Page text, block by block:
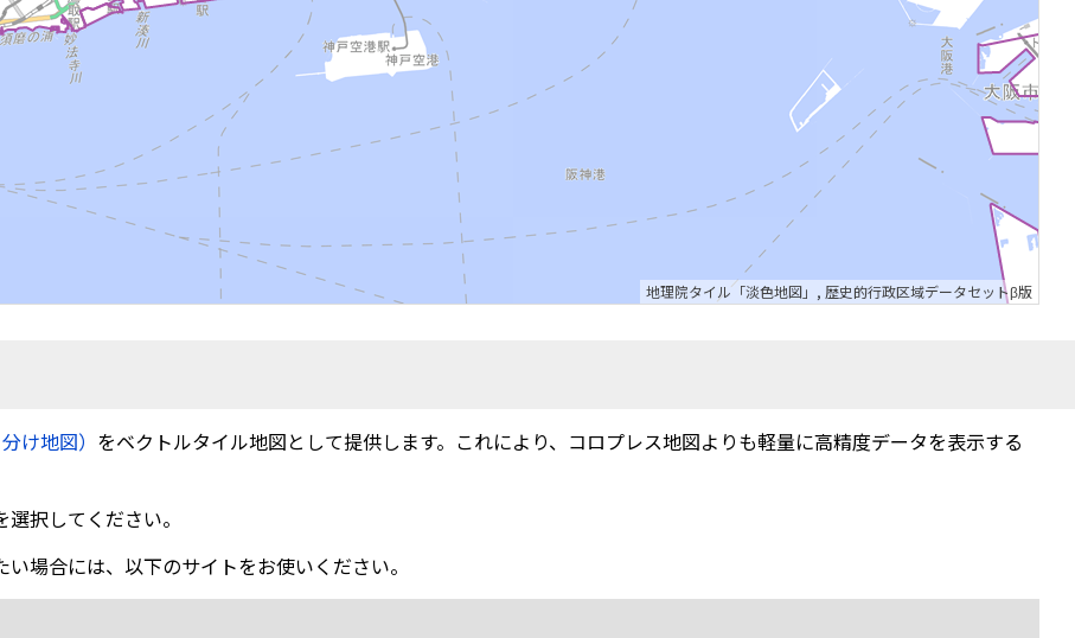
地理院タイル「淡色地図」 , 歴史的行政区域データセットβ版
け地図） をベクトルタイル地図として提供します。これにより、コロプレス地図よりも軽量に高精度データを表示する
択してください。
場合には、以下のサイトをお使いください。